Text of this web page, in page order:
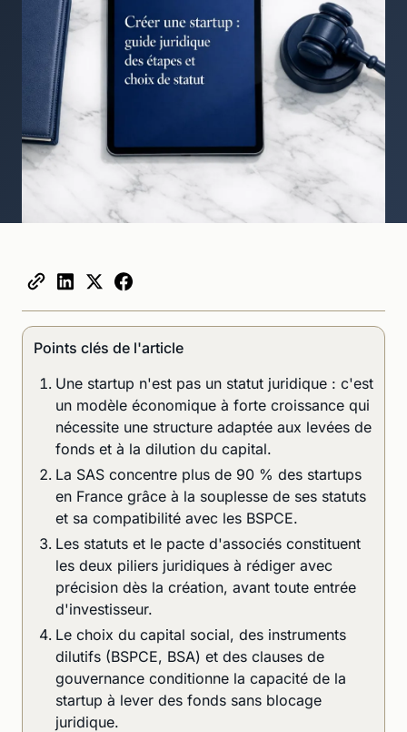
Points clés de l'article
Une startup n'est pas un statut juridique : c'est
un modèle économique à forte croissance qui
nécessite une structure adaptée aux levées de
fonds et à la dilution du capital.
La SAS concentre plus de 90 % des startups
en France grâce à la souplesse de ses statuts
et sa compatibilité avec les BSPCE.
Les statuts et le pacte d'associés constituent
les deux piliers juridiques à rédiger avec
précision dès la création, avant toute entrée
d'investisseur.
Le choix du capital social, des instruments
dilutifs (BSPCE, BSA) et des clauses de
gouvernance conditionne la capacité de la
startup à lever des fonds sans blocage
juridique.